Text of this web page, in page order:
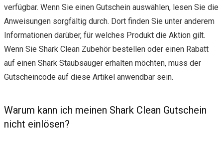
verfügbar. Wenn Sie einen Gutschein auswählen, lesen Sie die
Anweisungen sorgfältig durch. Dort finden Sie unter anderem
Informationen darüber, für welches Produkt die Aktion gilt.
Wenn Sie Shark Clean Zubehör bestellen oder einen Rabatt
auf einen Shark Staubsauger erhalten möchten, muss der
Gutscheincode auf diese Artikel anwendbar sein.
Warum kann ich meinen Shark Clean Gutschein
nicht einlösen?